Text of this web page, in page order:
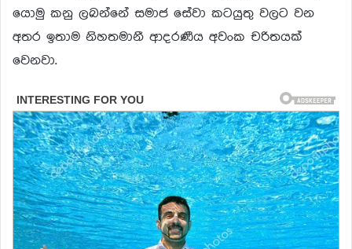
යොමු කනු ලබන්නේ සමාජ සේවා කටයුතු වලට වන
අතර ඉතාම නිහතමානී ආදරණීය අවංක චරිතයක්
වෙනවා.